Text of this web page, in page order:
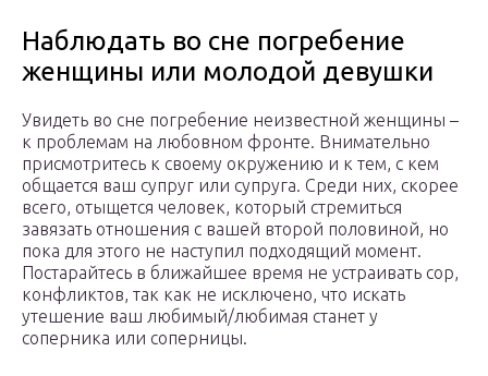
Наблюдать во сне погребение
женщины или молодой девушки
Увидеть во сне погребение неизвестной женщины –
к проблемам на любовном фронте. Внимательно
присмотритесь к своему окружению и к тем, с кем
общается ваш супруг или супруга. Среди них, скорее
всего, отыщется человек, который стремиться
завязать отношения с вашей второй половиной, но
пока для этого не наступил подходящий момент.
Постарайтесь в ближайшее время не устраивать сор,
конфликтов, так как не исключено, что искать
утешение ваш любимый/любимая станет у
соперника или соперницы.